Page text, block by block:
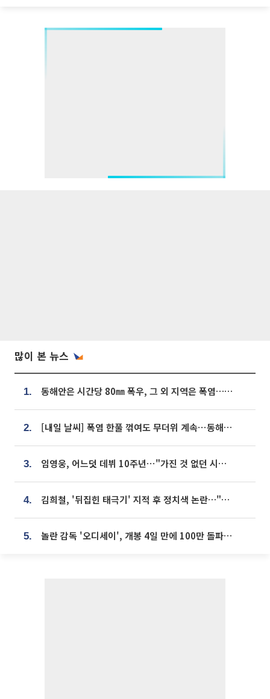
많이 본 뉴스
1. 동해안은 시간당 80㎜ 폭우, 그 외 지역은 폭염…‘극과 극 날씨’
2. [내일 날씨] 폭염 한풀 꺾여도 무더위 계속⋯동해안 이틀 연속 비
3. 임영웅, 어느덧 데뷔 10주년⋯"가진 것 없던 시절, 내 앞엔 20명의 팬뿐"
4. 김희철, '뒤집힌 태극기' 지적 후 정치색 논란…"좌우 떠나 우리나라 국기"
5. 놀란 감독 '오디세이', 개봉 4일 만에 100만 돌파⋯'왕사남' 보다 빠르다